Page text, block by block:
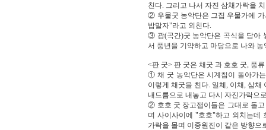
친다. 그리고 나서 자진 삼채가락을
② 우물굿 농악단은 그집 우물가에
밥말자"라고 외친다.
③ 광(곡간)굿 농악단은 곡식을 담아
서 풍년을 기약하고 마당으로 나와
<판 굿> 판 굿은 채굿 과 호호 굿, 풍
① 채 굿 농악단은 시계침이 돌아가
이렇게 채굿을 친다. 일체, 이채, 삼
내드름으로 내놓고 다시 자진가락으
② 호호 굿 장고잽이들은 그대로 돌
며 사이사이에 "호호"하고 외치는데
가락을 몰며 이중원진이 같은 방향